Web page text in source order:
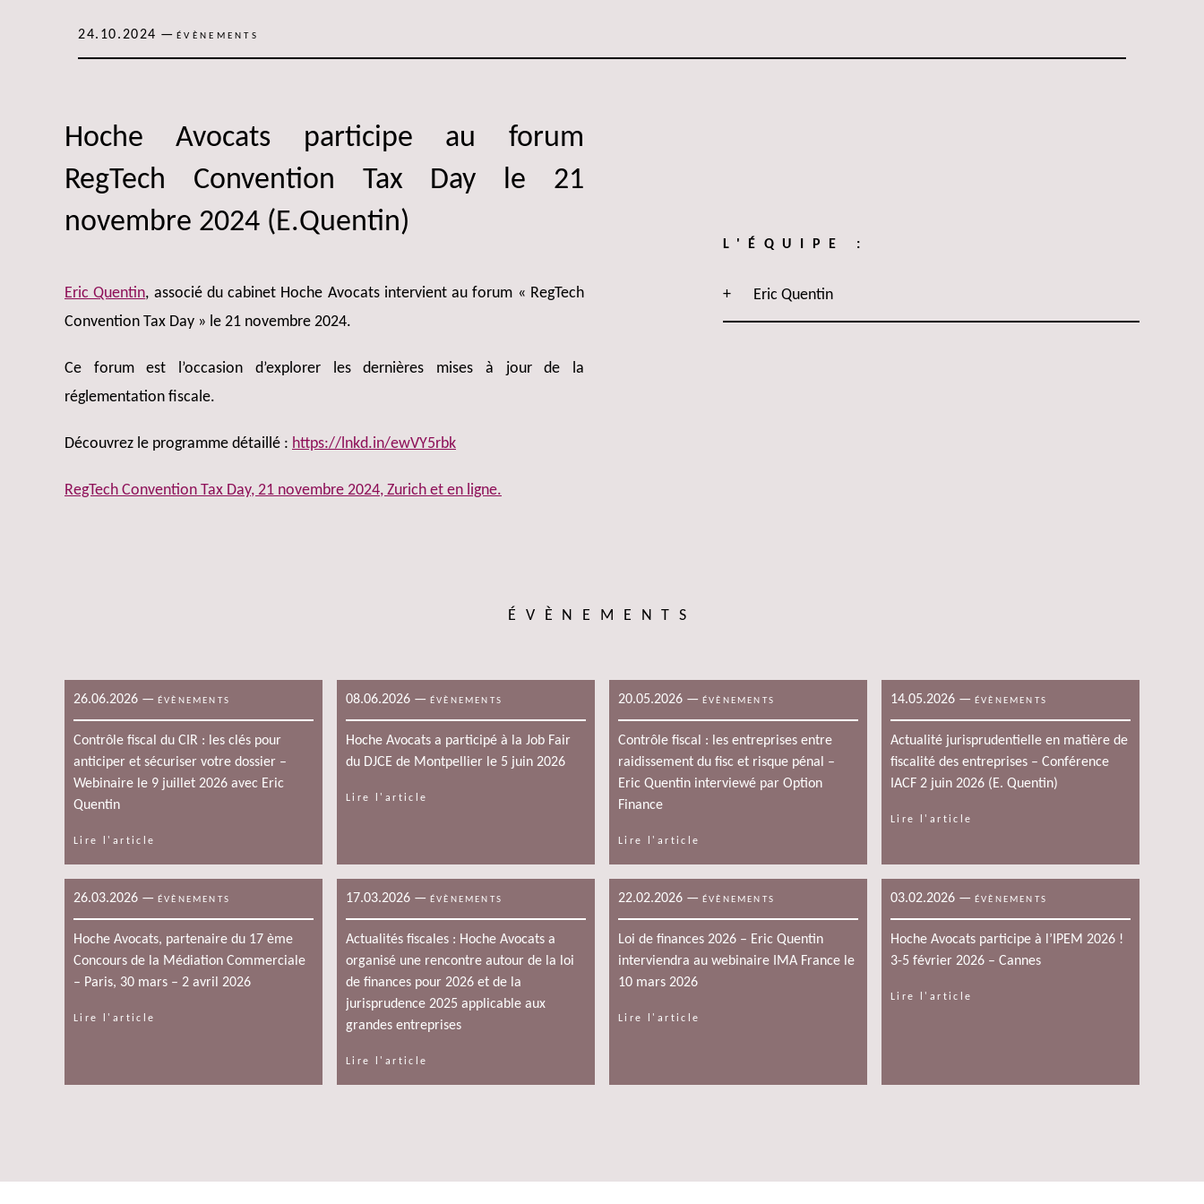
24.10.2024 — ÉVÈNEMENTS
Hoche Avocats participe au forum
RegTech Convention Tax Day le 21
novembre 2024 (E.Quentin)
Eric Quentin, associé du cabinet Hoche Avocats intervient au forum « RegTech
Convention Tax Day » le 21 novembre 2024.
Ce forum est l’occasion d’explorer les dernières mises à jour de la
réglementation fiscale.
Découvrez le programme détaillé : https://lnkd.in/ewVY5rbk
RegTech Convention Tax Day, 21 novembre 2024, Zurich et en ligne.
L'ÉQUIPE :
Eric Quentin
ÉVÈNEMENTS
26.06.2026 — ÉVÈNEMENTS
Contrôle fiscal du CIR : les clés pour
anticiper et sécuriser votre dossier –
Webinaire le 9 juillet 2026 avec Eric
Quentin
Lire l'article
08.06.2026 — ÉVÈNEMENTS
Hoche Avocats a participé à la Job Fair
du DJCE de Montpellier le 5 juin 2026
Lire l'article
20.05.2026 — ÉVÈNEMENTS
Contrôle fiscal : les entreprises entre
raidissement du fisc et risque pénal –
Eric Quentin interviewé par Option
Finance
Lire l'article
14.05.2026 — ÉVÈNEMENTS
Actualité jurisprudentielle en matière de
fiscalité des entreprises – Conférence
IACF 2 juin 2026 (E. Quentin)
Lire l'article
26.03.2026 — ÉVÈNEMENTS
Hoche Avocats, partenaire du 17 ème
Concours de la Médiation Commerciale
– Paris, 30 mars – 2 avril 2026
Lire l'article
17.03.2026 — ÉVÈNEMENTS
Actualités fiscales : Hoche Avocats a
organisé une rencontre autour de la loi
de finances pour 2026 et de la
jurisprudence 2025 applicable aux
grandes entreprises
Lire l'article
22.02.2026 — ÉVÈNEMENTS
Loi de finances 2026 – Eric Quentin
interviendra au webinaire IMA France le
10 mars 2026
Lire l'article
03.02.2026 — ÉVÈNEMENTS
Hoche Avocats participe à l’IPEM 2026 !
3-5 février 2026 – Cannes
Lire l'article